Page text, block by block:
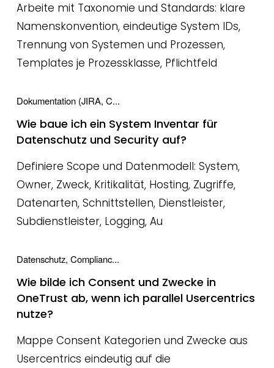
Arbeite mit Taxonomie und Standards: klare
Namenskonvention, eindeutige System IDs,
Trennung von Systemen und Prozessen,
Templates je Prozessklasse, Pflichtfeld
Dokumentation (JIRA, C...
Wie baue ich ein System Inventar für
Datenschutz und Security auf?
Definiere Scope und Datenmodell: System,
Owner, Zweck, Kritikalität, Hosting, Zugriffe,
Datenarten, Schnittstellen, Dienstleister,
Subdienstleister, Logging, Au
Datenschutz, Complianc...
Wie bilde ich Consent und Zwecke in
OneTrust ab, wenn ich parallel Usercentrics
nutze?
Mappe Consent Kategorien und Zwecke aus
Usercentrics eindeutig auf die